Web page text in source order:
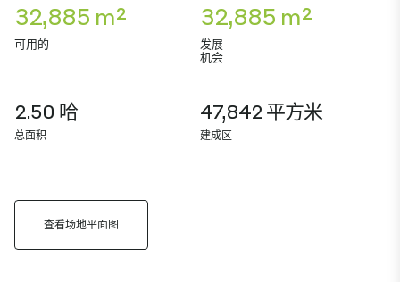
32,885 m²
可用的
32,885 m²
发展
机会
2.50 哈
总面积
47,842 平方米
建成区
查看场地平面图